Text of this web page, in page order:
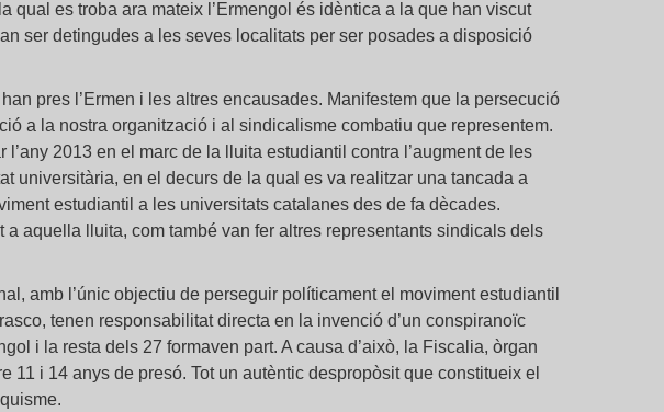
es troba ara mateix l’Ermengol és idèntica a la que han viscut
ser detingudes a les seves localitats per ser posades a disposició
pres l’Ermen i les altres encausades. Manifestem que la persecució
a la nostra organització i al sindicalisme combatiu que representem.
2013 en el marc de la lluita estudiantil contra l’augment de les
universitària, en el decurs de la qual es va realitzar una tancada a
estudiantil a les universitats catalanes des de fa dècades.
aquella lluita, com també van fer altres representants sindicals dels
amb l’únic objectiu de perseguir políticament el moviment estudiantil
tenen responsabilitat directa en la invenció d’un conspiranoïc
i la resta dels 27 formaven part. A causa d’això, la Fiscalia, òrgan
11 i 14 anys de presó. Tot un autèntic despropòsit que constitueix el